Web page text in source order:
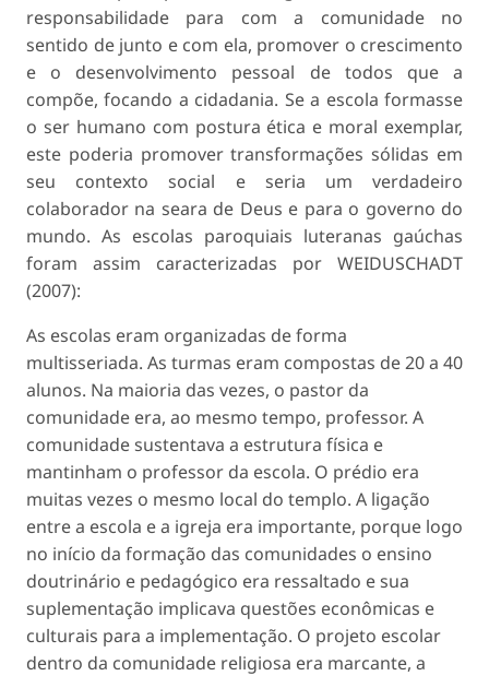
responsabilidade para com a comunidade no
sentido de junto e com ela, promover o crescimento
e o desenvolvimento pessoal de todos que a
compõe, focando a cidadania. Se a escola formasse
o ser humano com postura ética e moral exemplar,
este poderia promover transformações sólidas em
seu contexto social e seria um verdadeiro
colaborador na seara de Deus e para o governo do
mundo. As escolas paroquiais luteranas gaúchas
foram assim caracterizadas por WEIDUSCHADT
(2007):
As escolas eram organizadas de forma
multisseriada. As turmas eram compostas de 20 a 40
alunos. Na maioria das vezes, o pastor da
comunidade era, ao mesmo tempo, professor. A
comunidade sustentava a estrutura física e
mantinham o professor da escola. O prédio era
muitas vezes o mesmo local do templo. A ligação
entre a escola e a igreja era importante, porque logo
no início da formação das comunidades o ensino
doutrinário e pedagógico era ressaltado e sua
suplementação implicava questões econômicas e
culturais para a implementação. O projeto escolar
dentro da comunidade religiosa era marcante, a